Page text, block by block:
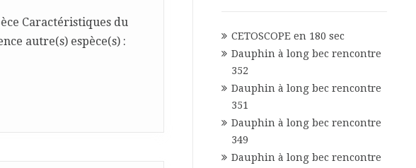
Caractéristiques du
autre(s) espèce(s) :
CETOSCOPE en 180 sec
Dauphin à long bec rencontre
352
Dauphin à long bec rencontre
351
Dauphin à long bec rencontre
349
Dauphin à long bec rencontre